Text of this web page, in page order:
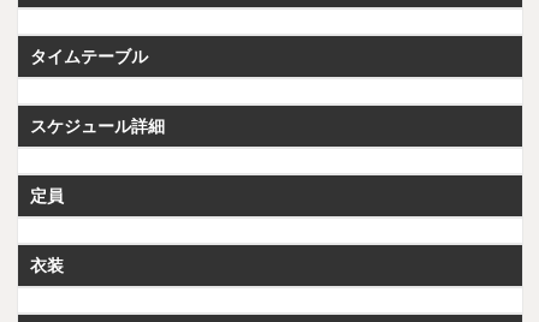
タイムテーブル
スケジュール詳細
定員
衣装